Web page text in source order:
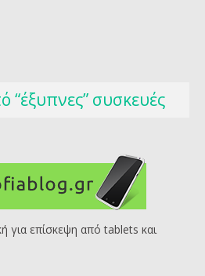
“έξυπνες” συσκευές
για επίσκεψη από tablets και